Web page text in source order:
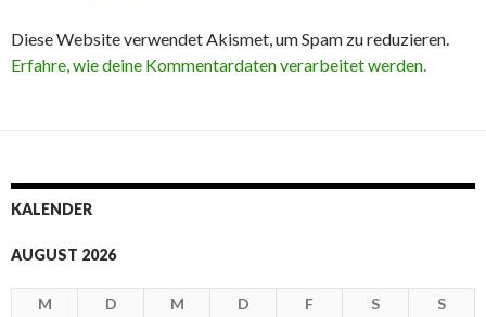
Diese Website verwendet Akismet, um Spam zu reduzieren.
Erfahre, wie deine Kommentardaten verarbeitet werden.
KALENDER
AUGUST 2026
M D M D F S
S